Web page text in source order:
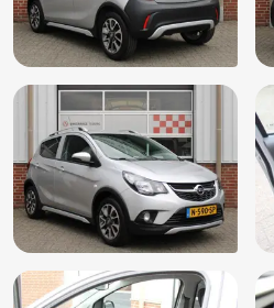
Radiobediening op het stuur
Reservesleutel
Side-skirts
Spraakbediening
Stuurbekrachtiging
Stuur verstelbaar
Stuurwiel multifunctioneel
Toerenteller
Touchscreen
USB-aansluiting